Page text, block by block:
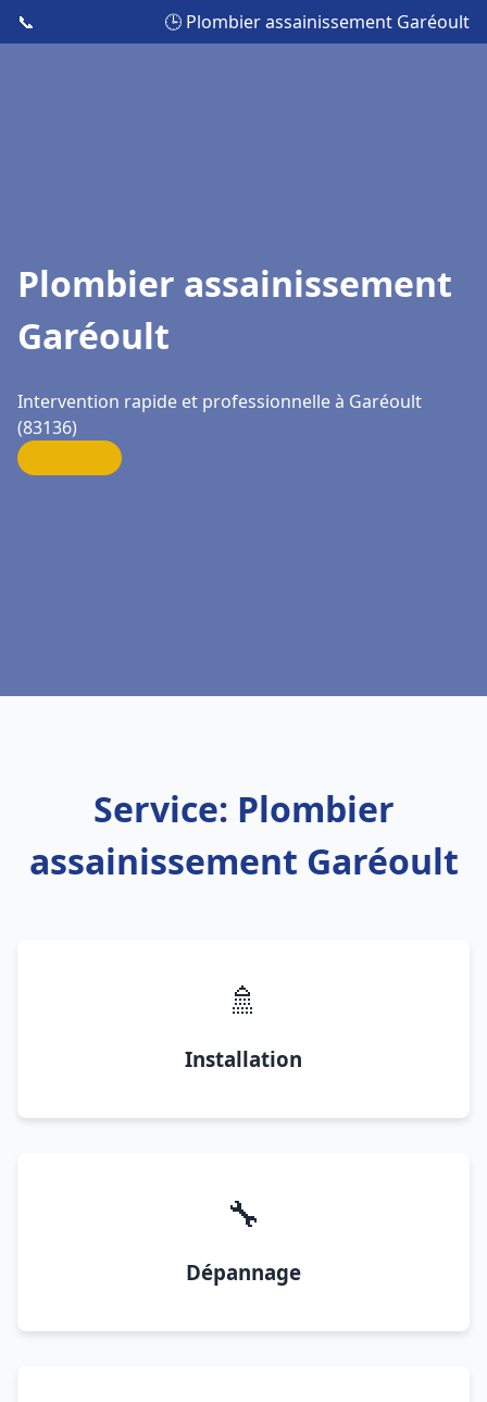
📞 🕒 Plombier assainissement Garéoult
Plombier assainissement
Garéoult
Intervention rapide et professionnelle à Garéoult
(83136)
Service: Plombier
assainissement Garéoult
🚿
Installation
🔧
Dépannage